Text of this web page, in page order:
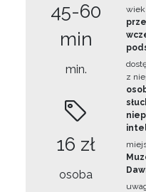
45-60
min
min.
16 zł
osoba
z